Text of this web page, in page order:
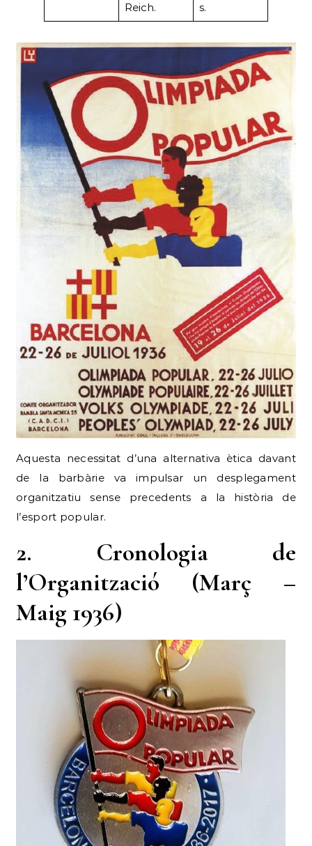
Reich.
s.
Aquesta necessitat d’una alternativa ètica davant
de la barbàrie va impulsar un desplegament
organitzatiu sense precedents a la història de
l’esport popular.
2. Cronologia de
l’Organització (Març –
Maig 1936)